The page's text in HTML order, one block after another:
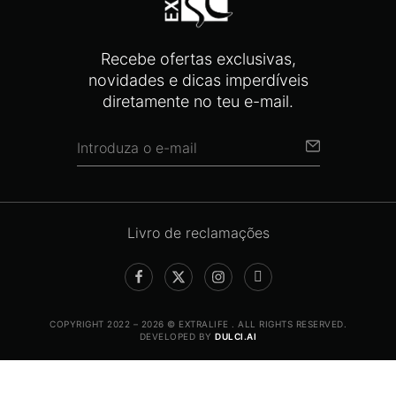
Recebe ofertas exclusivas,
novidades e dicas imperdíveis
diretamente no teu e-mail.
Livro de reclamações
COPYRIGHT 2022 – 2026 © EXTRALIFE . ALL RIGHTS RESERVED.
DEVELOPED BYDULCI.AI